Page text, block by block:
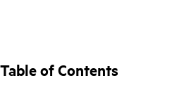
Table of Contents